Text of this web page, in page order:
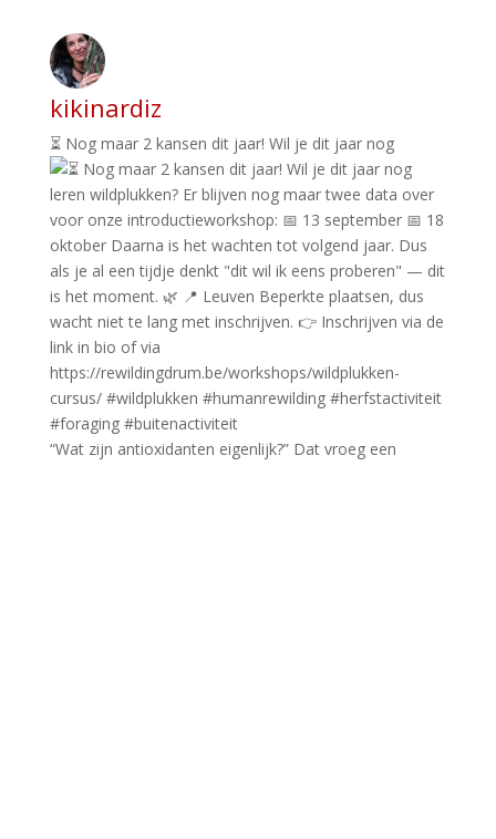
kikinardiz
⏳ Nog maar 2 kansen dit jaar! Wil je dit jaar nog
“Wat zijn antioxidanten eigenlijk?” Dat vroeg een